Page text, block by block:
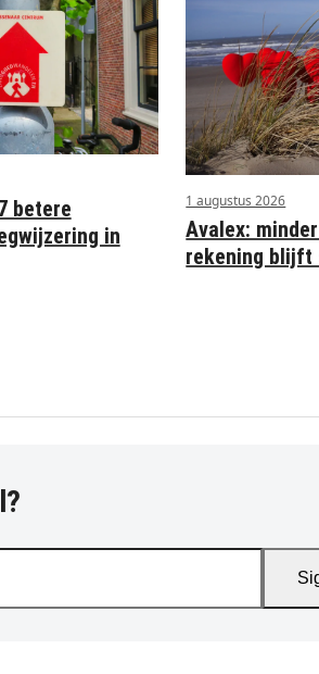
betere
in
1 augustus 2026
Avalex:
rekening blijft